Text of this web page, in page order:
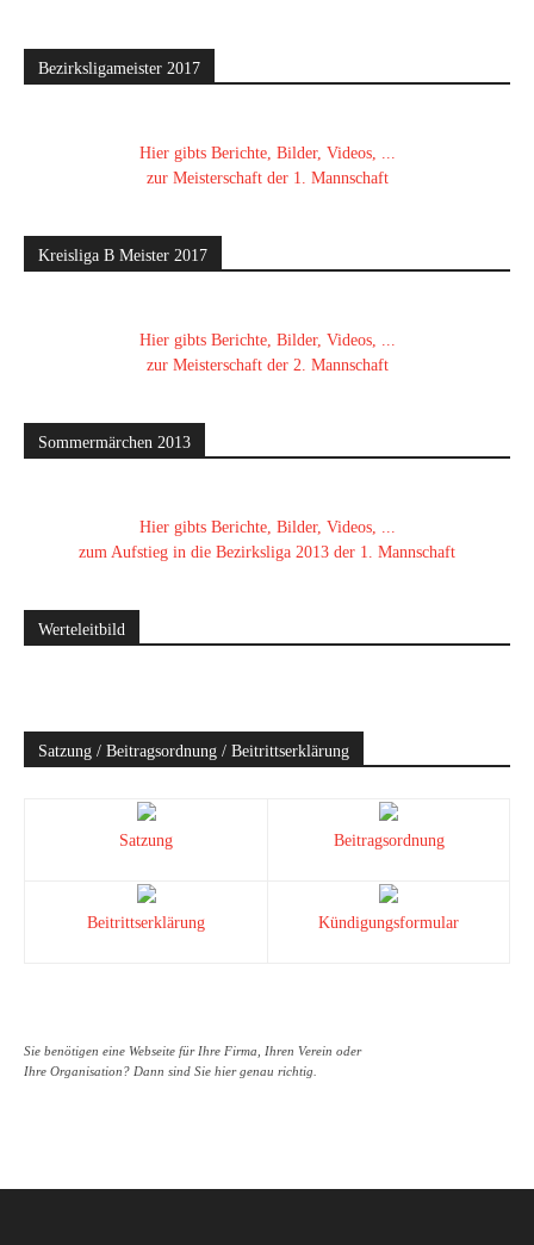
Bezirksligameister 2017
Hier gibts Berichte, Bilder, Videos, ...
zur Meisterschaft der 1. Mannschaft
Kreisliga B Meister 2017
Hier gibts Berichte, Bilder, Videos, ...
zur Meisterschaft der 2. Mannschaft
Sommermärchen 2013
Hier gibts Berichte, Bilder, Videos, ...
zum Aufstieg in die Bezirksliga 2013 der 1. Mannschaft
Werteleitbild
Satzung / Beitragsordnung / Beitrittserklärung
Satzung Beitragsordnung
Beitrittserklärung Kündigungsformular
Sie benötigen eine Webseite für Ihre Firma, Ihren Verein oder
Ihre Organisation? Dann sind Sie hier genau richtig.